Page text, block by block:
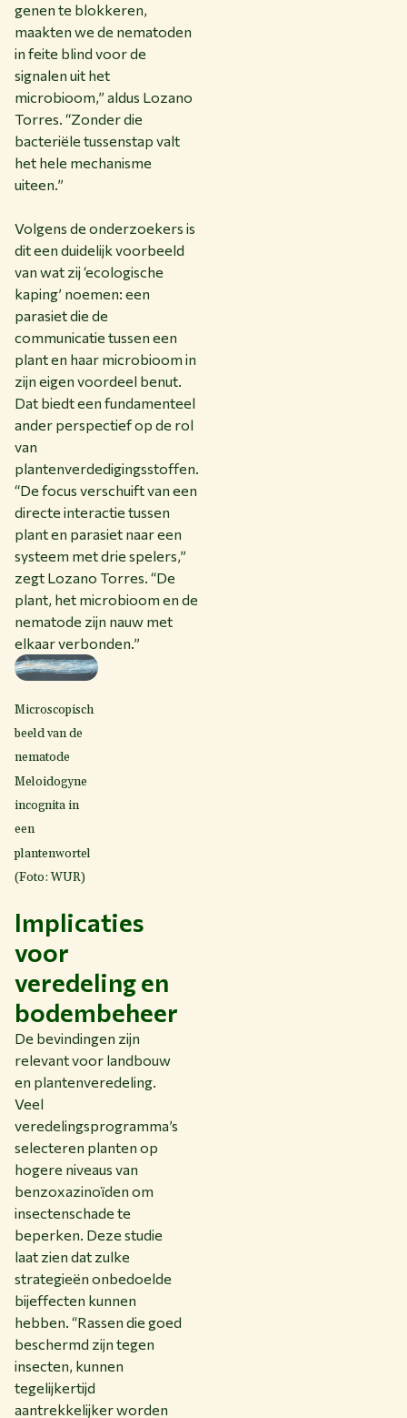
genen te blokkeren,
maakten we de nematoden
in feite blind voor de
signalen uit het
microbioom,” aldus Lozano
Torres. “Zonder die
bacteriële tussenstap valt
het hele mechanisme
uiteen.”
Volgens de onderzoekers is
dit een duidelijk voorbeeld
van wat zij ‘ecologische
kaping’ noemen: een
parasiet die de
communicatie tussen een
plant en haar microbioom in
zijn eigen voordeel benut.
Dat biedt een fundamenteel
ander perspectief op de rol
van
plantenverdedigingsstoffen.
“De focus verschuift van een
directe interactie tussen
plant en parasiet naar een
systeem met drie spelers,”
zegt Lozano Torres. “De
plant, het microbioom en de
nematode zijn nauw met
elkaar verbonden.”
Microscopisch
beeld van de
nematode
Meloidogyne
incognita in
een
plantenwortel
(Foto: WUR)
Implicaties
voor
veredeling en
bodembeheer
De bevindingen zijn
relevant voor landbouw
en plantenveredeling.
Veel
veredelingsprogramma’s
selecteren planten op
hogere niveaus van
benzoxazinoïden om
insectenschade te
beperken. Deze studie
laat zien dat zulke
strategieën onbedoelde
bijeffecten kunnen
hebben. “Rassen die goed
beschermd zijn tegen
insecten, kunnen
tegelijkertijd
aantrekkelijker worden